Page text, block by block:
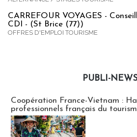
CARREFOUR VOYAGES -
CDI - (St Brice (77))
OFFRES D'EMPLOI TOURISME
PUBLI-
Coopération France-Vietnam :
professionnels français du